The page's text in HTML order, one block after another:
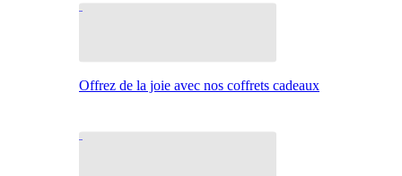
Offrez de la joie avec nos coffrets cadeaux